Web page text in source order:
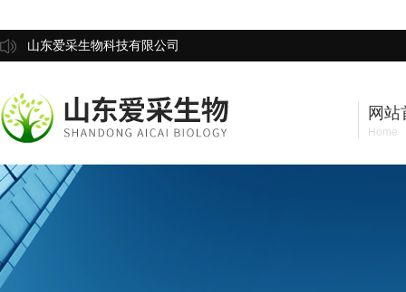
山东爱采生物科技有限公司
网站
Home